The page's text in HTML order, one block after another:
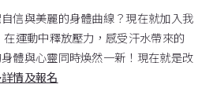
信與美麗的身體曲線？現在就加入我
運動中釋放壓力，感受汗水帶來的
體與心靈同時煥然一新！現在就是改
情及報名